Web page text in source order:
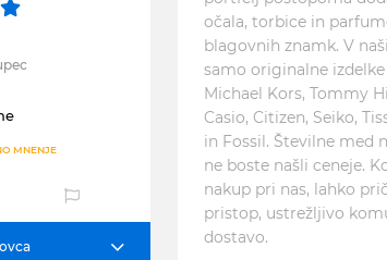
MNENJE
očala, torbice in
blagovnih znamk. V
samo originalne
Michael Kors, Tommy
Casio, Citizen, Seiko,
in Fossil. Številne med
ne boste našli ceneje.
nakup pri nas, lahko
pristop, ustrežljivo
dostavo.